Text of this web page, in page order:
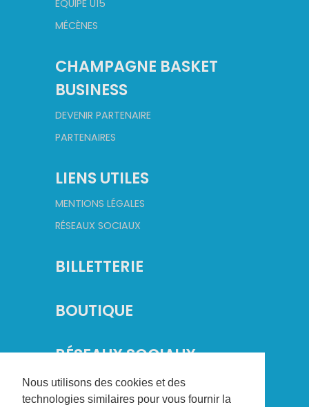
Nous utilisons des cookies et des
technologies similaires pour vous fournir la
ÉQUIPE U15
MÉCÈNES
CHAMPAGNE BASKET
BUSINESS
DEVENIR PARTENAIRE
PARTENAIRES
LIENS UTILES
MENTIONS LÉGALES
RÉSEAUX SOCIAUX
BILLETTERIE
BOUTIQUE
RÉSEAUX SOCIAUX